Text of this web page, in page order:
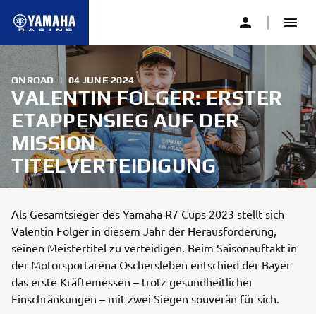
ONROAD | 04 JUNE 2024
VALENTIN FOLGER: ERSTER
ETAPPENSIEG AUF DER
MISSION
TITELVERTEIDIGUNG
Als Gesamtsieger des Yamaha R7 Cups 2023 stellt sich
Valentin Folger in diesem Jahr der Herausforderung,
seinen Meistertitel zu verteidigen. Beim Saisonauftakt in
der Motorsportarena Oschersleben entschied der Bayer
das erste Kräftemessen – trotz gesundheitlicher
Einschränkungen – mit zwei Siegen souverän für sich.